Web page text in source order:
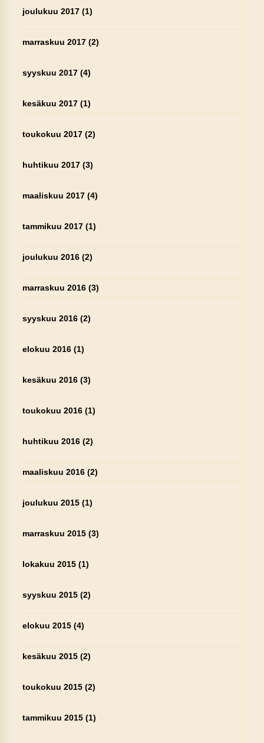
joulukuu 2017(1)
marraskuu 2017(2)
syyskuu 2017(4)
kesäkuu 2017(1)
toukokuu 2017(2)
huhtikuu 2017(3)
maaliskuu 2017(4)
tammikuu 2017(1)
joulukuu 2016(2)
marraskuu 2016(3)
syyskuu 2016(2)
elokuu 2016(1)
kesäkuu 2016(3)
toukokuu 2016(1)
huhtikuu 2016(2)
maaliskuu 2016(2)
joulukuu 2015(1)
marraskuu 2015(3)
lokakuu 2015(1)
syyskuu 2015(2)
elokuu 2015(4)
kesäkuu 2015(2)
toukokuu 2015(2)
tammikuu 2015(1)